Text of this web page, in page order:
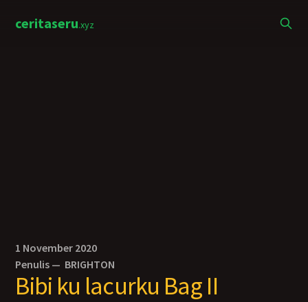
ceritaseru.xyz
1 November 2020
Penulis — BRIGHTON
Bibi ku lacurku Bag II